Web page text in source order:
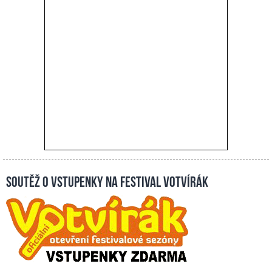
Soutěž o vstupenky na festival Votvírák